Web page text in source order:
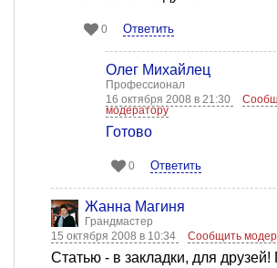
0 Ответить
Олег Михайлец
Профессионал
16 октября 2008 в 21:30
модератору
Готово
0 Ответить
Жанна Магиня
Грандмастер
15 октября 2008 в 10:34
Сообщить
Статью - в закладки, для